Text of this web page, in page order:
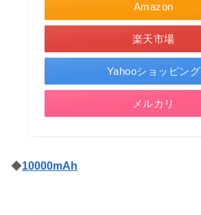
Amazon
楽天市場
Yahooショッピング
メルカリ
◆10000mAh